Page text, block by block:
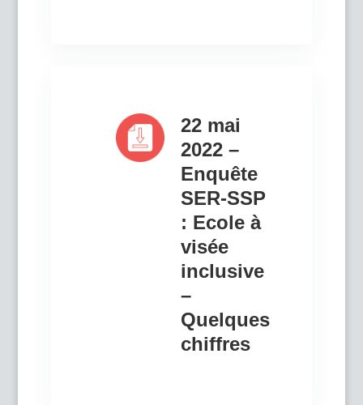
22 mai
2022 –
Enquête
SER-SSP
: Ecole à
visée
inclusive
–
Quelques
chiffres